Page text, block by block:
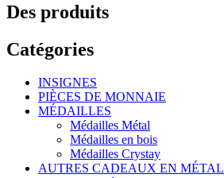
Des produits
Catégories
INSIGNES
PIÈCES DE MONNAIE
MÉDAILLES
Médailles Métal
Médailles en bois
Médailles Crystay
AUTRES CADEAUX EN MÉTAL